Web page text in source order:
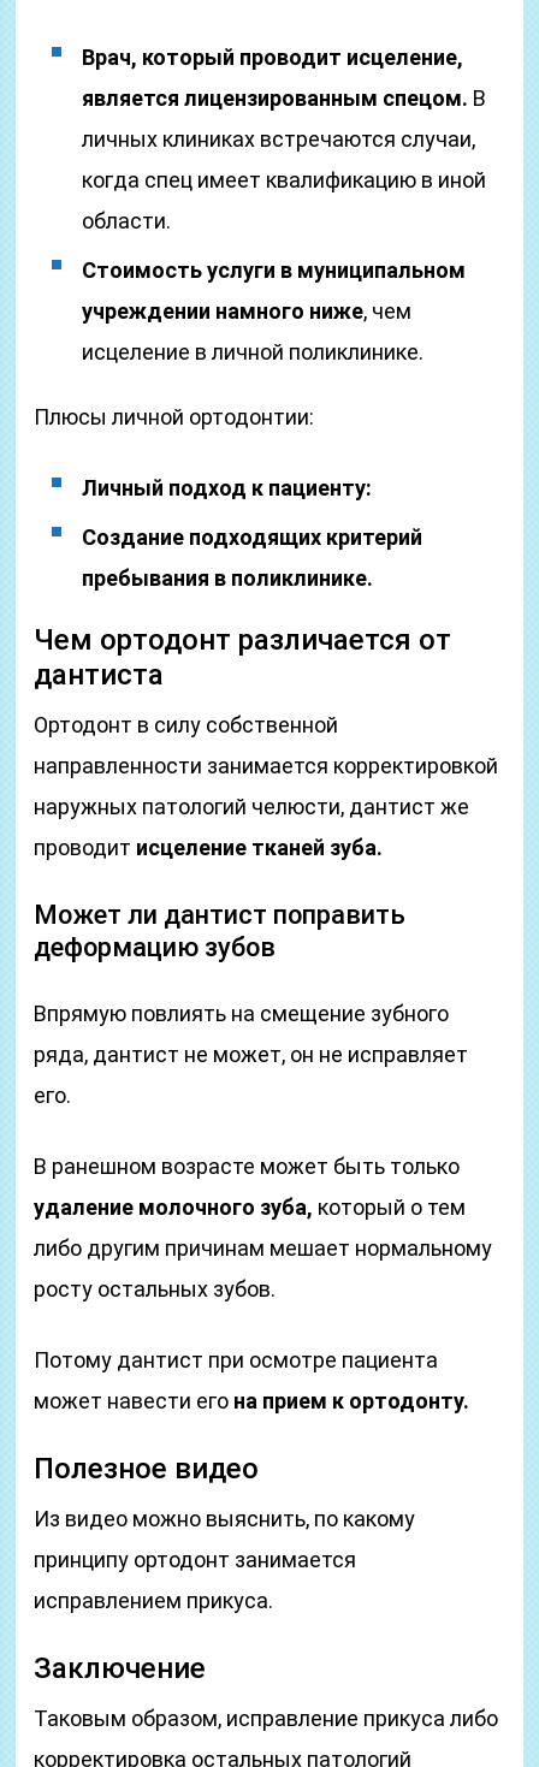
Врач, который проводит исцеление,
является лицензированным спецом. В
личных клиниках встречаются случаи,
когда спец имеет квалификацию в иной
области.
Стоимость услуги в муниципальном
учреждении намного ниже, чем
исцеление в личной поликлинике.
Плюсы личной ортодонтии:
Личный подход к пациенту:
Создание подходящих критерий
пребывания в поликлинике.
Чем ортодонт различается от
дантиста
Ортодонт в силу собственной
направленности занимается корректировкой
наружных патологий челюсти, дантист же
проводит исцеление тканей зуба.
Может ли дантист поправить
деформацию зубов
Впрямую повлиять на смещение зубного
ряда, дантист не может, он не исправляет
его.
В ранешном возрасте может быть только
удаление молочного зуба, который о тем
либо другим причинам мешает нормальному
росту остальных зубов.
Потому дантист при осмотре пациента
может навести его на прием к ортодонту.
Полезное видео
Из видео можно выяснить, по какому
принципу ортодонт занимается
исправлением прикуса.
Заключение
Таковым образом, исправление прикуса либо
корректировка остальных патологий